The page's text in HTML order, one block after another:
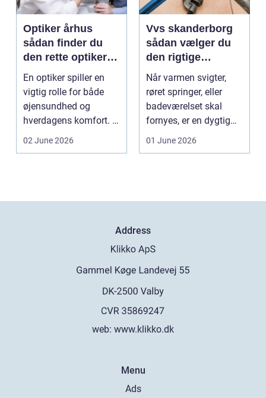
Optiker århus
sådan finder du
den rette optiker i
byen
En optiker spiller en
vigtig rolle for både
øjensundhed og
hverdagens komfort. I
02 June 2026
Vvs skanderborg
sådan vælger du
den rigtige
installatør
Når varmen svigter,
røret springer, eller
badeværelset skal
fornyes, er en dygtig
01 June 2026
Address
web: www.klikko.dk
Menu
Ads